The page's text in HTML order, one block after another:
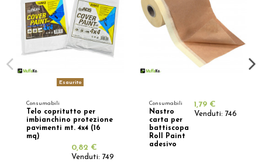
Esaurito
Consumabili
Telo copritutto per
imbianchino protezione
pavimenti mt. 4x4 (16
mq)
0,82 €
Venduti: 749
Consumabili
Nastro
carta per
battiscopa
Roll Paint
adesivo
1,79 €
Venduti: 746